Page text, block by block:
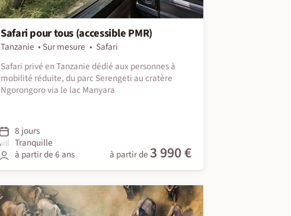
Safari pour tous (accessible PMR)
Tanzanie Sur mesure
Safari
Safari privé en Tanzanie dédié aux personnes à
mobilité réduite, du parc Serengeti au cratère
Ngorongoro via le lac Manyara
8 jours
Tranquille
à partir de 6 ans
à partir de 3 990 €